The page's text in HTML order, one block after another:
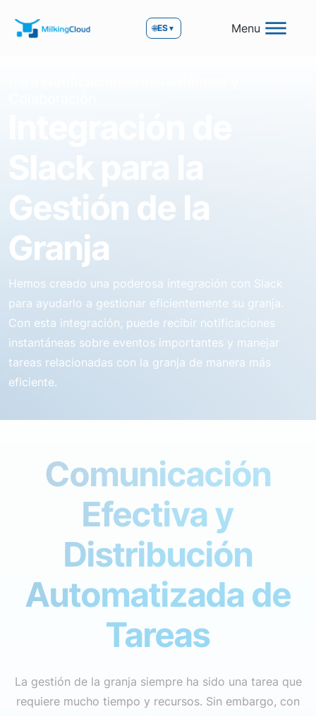
🌐ES▼ Menu
Gestión de la
Granja
Hemos creado una poderosa integración con Slack
para ayudarlo a gestionar eficientemente su granja.
Con esta integración, puede recibir notificaciones
instantáneas sobre eventos importantes y manejar
tareas relacionadas con la granja de manera más
eficiente.
Comunicación
Efectiva y
Distribución
Automatizada de
Tareas
La gestión de la granja siempre ha sido una tarea que
requiere mucho tiempo y recursos. Sin embargo, con